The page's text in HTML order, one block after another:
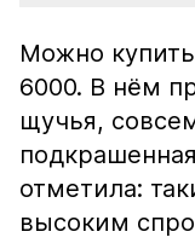
Можно
6000. В нём
щучья,
отметила:
высоким